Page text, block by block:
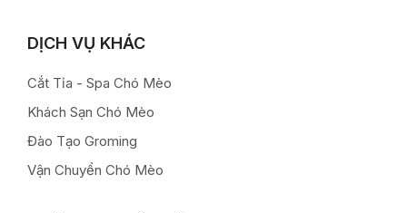
DỊCH VỤ KHÁC
Cắt Tỉa - Spa Chó Mèo
Khách Sạn Chó Mèo
Đào Tạo Groming
Vận Chuyển Chó Mèo